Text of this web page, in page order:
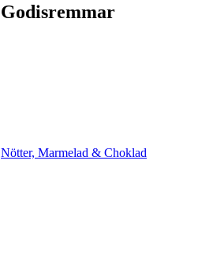
Godisremmar
Nötter, Marmelad & Choklad